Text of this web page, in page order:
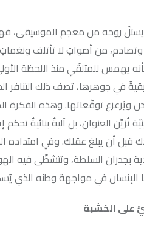
معجم الموسيقى، فهو لا يُسمِّي
لا تأتلف ونغماتٍ تطحن
منذ اللحظة الأولى: ما ستراه
تصف ذلك التنافر الحادّ بين
وهذه الفكرة الموسيقية
بل آليةٌ بنائيةٌ تحكم إيقاع
وفي امتداده الدلالي يغدو
وتتشظّى فيه الهوياتُ بين
مواجهة وطنه الذي يُسكنه